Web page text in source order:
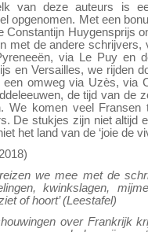
van deze auteurs is
opgenomen. Met een
Constantijn Huygensprijs
met de andere schrijvers,
via Le Puy en
en Versailles, we rijden
omweg via Uzès, via
de tijd van de
We komen veel
De stukjes zijn niet altijd
het land van de ‘joie de
we mee met de
kwinkslagen,
of hoort’ (Leestafel)
over Frankrijk